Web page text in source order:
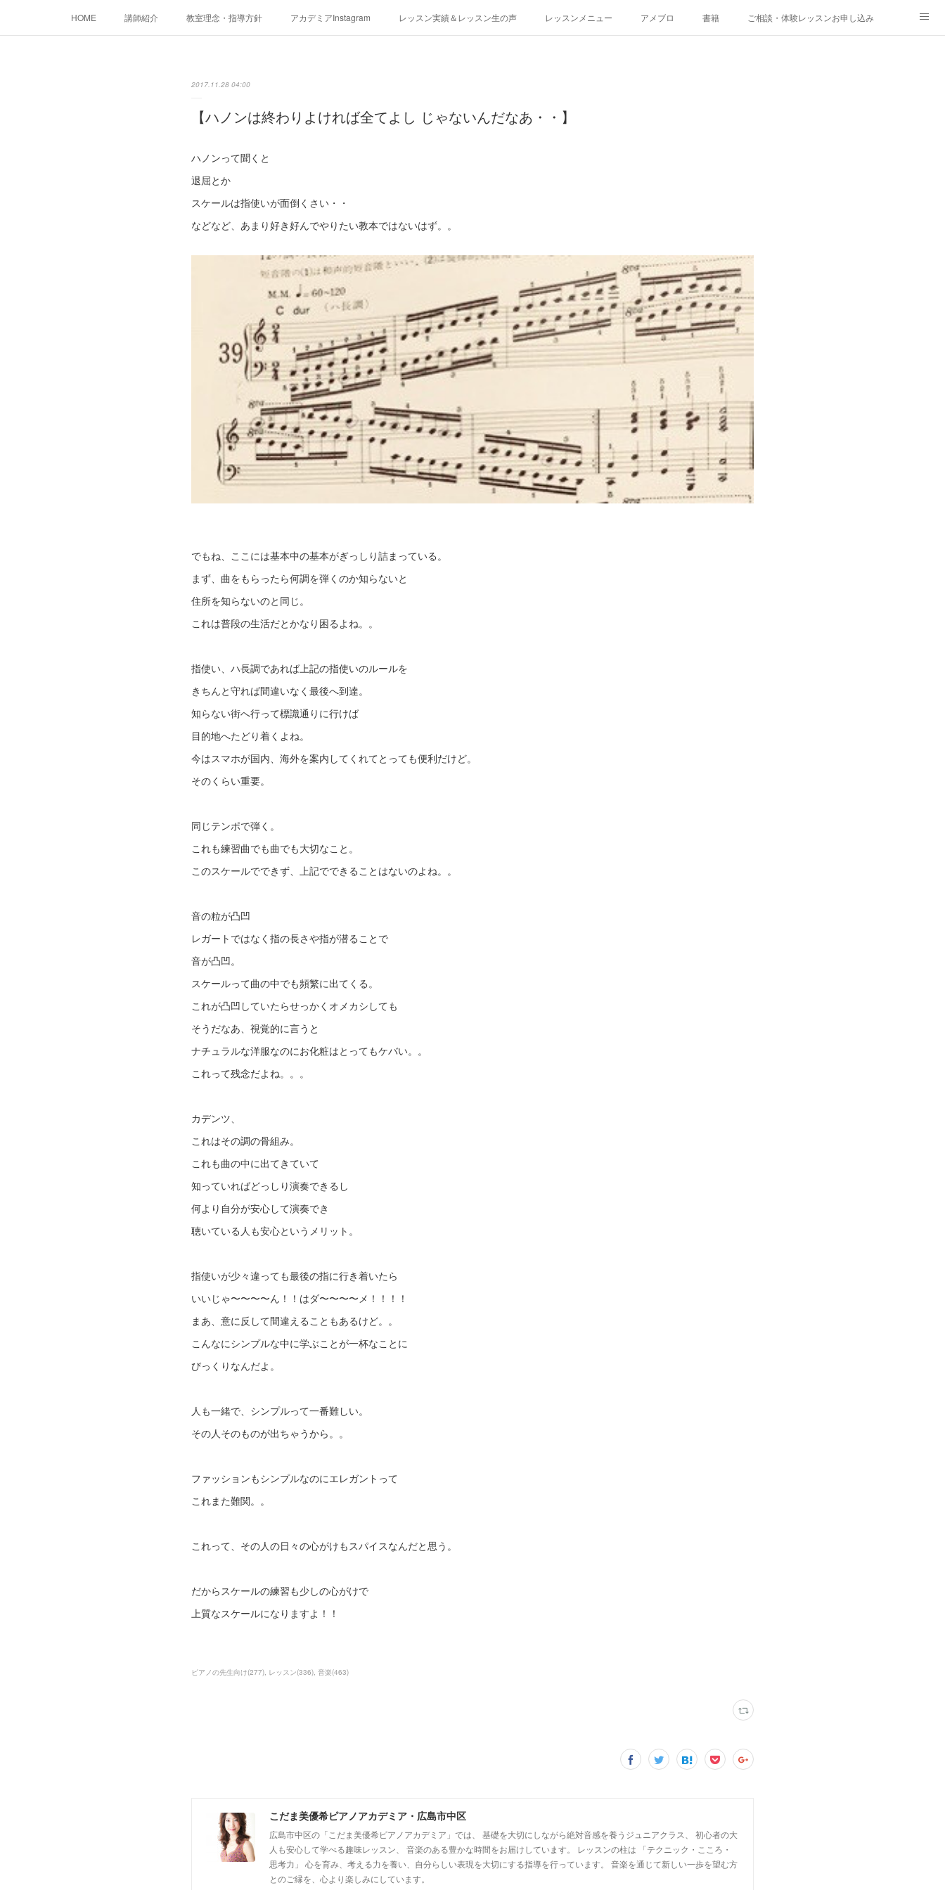
HOME 講師紹介 教室理念・指導方針 アカデミアInstagram レッスン実績＆レッスン生の声 レッスンメニュー アメブロ 書籍 ご相談・体験レッスンお申し込み
2017.11.28 04:00
【ハノンは終わりよければ全てよし じゃないんだなあ・・】
ハノンって聞くと
退屈とか
スケールは指使いが面倒くさい・・
などなど、あまり好き好んでやりたい教本ではないはず。。
でもね、ここには基本中の基本がぎっしり詰まっている。
まず、曲をもらったら何調を弾くのか知らないと
住所を知らないのと同じ。
これは普段の生活だとかなり困るよね。。
指使い、ハ長調であれば上記の指使いのルールを
きちんと守れば間違いなく最後へ到達。
知らない街へ行って標識通りに行けば
目的地へたどり着くよね。
今はスマホが国内、海外を案内してくれてとっても便利だけど。
そのくらい重要。
同じテンポで弾く。
これも練習曲でも曲でも大切なこと。
このスケールでできず、上記でできることはないのよね。。
音の粒が凸凹
レガートではなく指の長さや指が潜ることで
音が凸凹。
スケールって曲の中でも頻繁に出てくる。
これが凸凹していたらせっかくオメカシしても
そうだなあ、視覚的に言うと
ナチュラルな洋服なのにお化粧はとってもケバい。。
これって残念だよね。。。
カデンツ、
これはその調の骨組み。
これも曲の中に出てきていて
知っていればどっしり演奏できるし
何より自分が安心して演奏でき
聴いている人も安心というメリット。
指使いが少々違っても最後の指に行き着いたら
いいじゃ〜〜〜〜ん！！はダ〜〜〜〜メ！！！！
まあ、意に反して間違えることもあるけど。。
こんなにシンプルな中に学ぶことが一杯なことに
びっくりなんだよ。
人も一緒で、シンプルって一番難しい。
その人そのものが出ちゃうから。。
ファッションもシンプルなのにエレガントって
これまた難関。。
これって、その人の日々の心がけもスパイスなんだと思う。
だからスケールの練習も少しの心がけで
上質なスケールになりますよ！！
ピアノの先生向け(277) レッスン(336) 音楽(463)
こだま美優希ピアノアカデミア・広島市中区
広島市中区の「こだま美優希ピアノアカデミア」では、 基礎を大切にしながら絶対音感を養うジュニアクラス、 初心者の大
人も安心して学べる趣味レッスン、 音楽のある豊かな時間をお届けしています。 レッスンの柱は 「テクニック・こころ・
思考力」 心を育み、考える力を養い、自分らしい表現を大切にする指導を行っています。 音楽を通じて新しい一歩を望む方
とのご縁を、心より楽しみにしています。